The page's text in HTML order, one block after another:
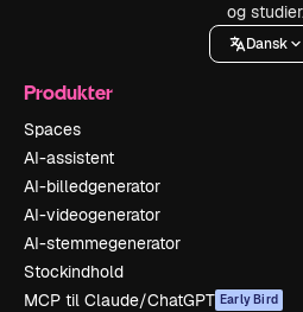
og
Dansk
Produkter
Spaces
AI-assistent
AI-billedgenerator
AI-videogenerator
AI-stemmegenerator
Stockindhold
MCP til Claude/ChatGPT Early Bird